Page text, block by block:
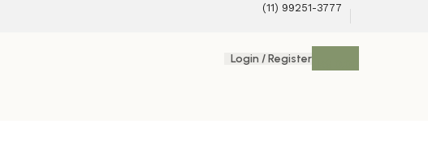
(11) 99251-3777
Login / Register